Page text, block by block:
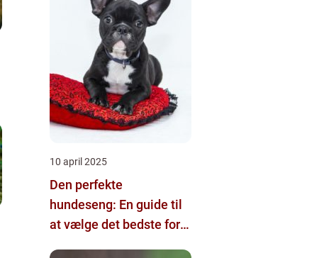
10 april 2025
Den perfekte
hundeseng: En guide til
at vælge det bedste for